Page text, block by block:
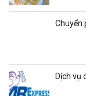
Chuyển
Dịch vụ